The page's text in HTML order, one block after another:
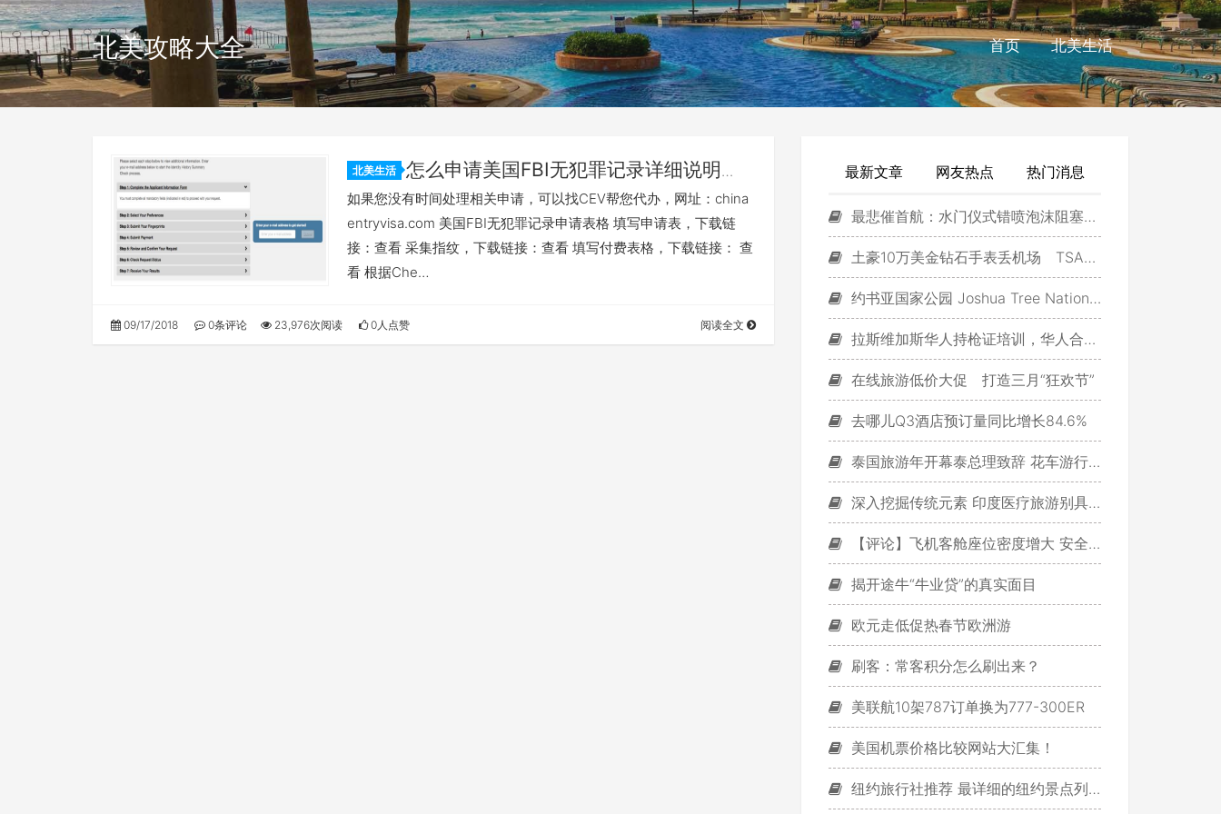
北美攻略大全 首页 北美生活
北美生活
怎么申请美国FBI无犯罪记录详细说明
【最新】
如果您没有时间处理相关申请，可以找CEV帮您代办，网址：china
entryvisa.com 美国FBI无犯罪记录申请表格 填写申请表，下载链
接：查看 采集指纹，下载链接：查看 填写付费表格，下载链接： 查
看 根据Che…
09/17/2018 0条评论 23,976次阅读 0人点赞 阅读全文
最新文章 网友热点 热门消息
最悲催首航：水门仪式错喷泡沫阻塞发动机
土豪10万美金钻石手表丢机场 TSA物归原主
约书亚国家公园 Joshua Tree National Park
拉斯维加斯华人持枪证培训，华人合法买枪从容自卫
在线旅游低价大促 打造三月“狂欢节”
去哪儿Q3酒店预订量同比增长84.6%
泰国旅游年开幕泰总理致辞 花车游行队伍点亮曼谷
深入挖掘传统元素 印度医疗旅游别具特色
【评论】飞机客舱座位密度增大 安全性降低
揭开途牛“牛业贷”的真实面目
欧元走低促热春节欧洲游
刷客：常客积分怎么刷出来？
美联航10架787订单换为777-300ER
美国机票价格比较网站大汇集！
纽约旅行社推荐 最详细的纽约景点列表